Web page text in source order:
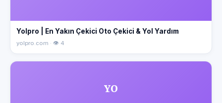
Yolpro | En Yakın Çekici Oto Çekici & Yol Yardım
yolpro.com · 👁 4
YO